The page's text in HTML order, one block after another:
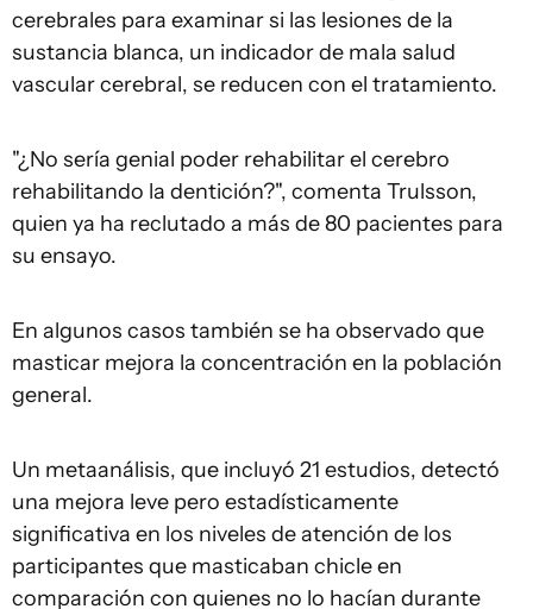
cerebrales para examinar si las lesiones de la
sustancia blanca, un indicador de mala salud
vascular cerebral, se reducen con el tratamiento.
"¿No sería genial poder rehabilitar el cerebro
rehabilitando la dentición?", comenta Trulsson,
quien ya ha reclutado a más de 80 pacientes para
su ensayo.
En algunos casos también se ha observado que
masticar mejora la concentración en la población
general.
Un metaanálisis, que incluyó 21 estudios, detectó
una mejora leve pero estadísticamente
significativa en los niveles de atención de los
participantes que masticaban chicle en
comparación con quienes no lo hacían durante